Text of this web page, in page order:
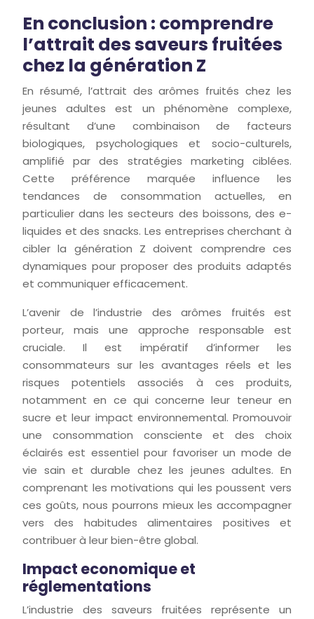
En conclusion : comprendre
l’attrait des saveurs fruitées
chez la génération Z
En résumé, l’attrait des arômes fruités chez les
jeunes adultes est un phénomène complexe,
résultant d’une combinaison de facteurs
biologiques, psychologiques et socio-culturels,
amplifié par des stratégies marketing ciblées.
Cette préférence marquée influence les
tendances de consommation actuelles, en
particulier dans les secteurs des boissons, des e-
liquides et des snacks. Les entreprises cherchant à
cibler la génération Z doivent comprendre ces
dynamiques pour proposer des produits adaptés
et communiquer efficacement.
L’avenir de l’industrie des arômes fruités est
porteur, mais une approche responsable est
cruciale. Il est impératif d’informer les
consommateurs sur les avantages réels et les
risques potentiels associés à ces produits,
notamment en ce qui concerne leur teneur en
sucre et leur impact environnemental. Promouvoir
une consommation consciente et des choix
éclairés est essentiel pour favoriser un mode de
vie sain et durable chez les jeunes adultes. En
comprenant les motivations qui les poussent vers
ces goûts, nous pourrons mieux les accompagner
vers des habitudes alimentaires positives et
contribuer à leur bien-être global.
Impact economique et
réglementations
L’industrie des saveurs fruitées représente un